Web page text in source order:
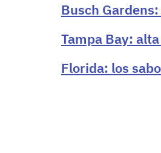
Busch
Tampa Bay:
Florida: los